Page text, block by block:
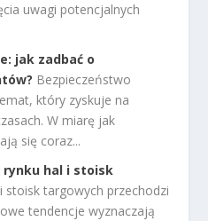
uwagi potencjalnych
jak zadbać o
Bezpieczeństwo
który zyskuje na
W miarę jak
się coraz...
rynku hal i stoisk
stoisk targowych przechodzi
tendencje wyznaczają